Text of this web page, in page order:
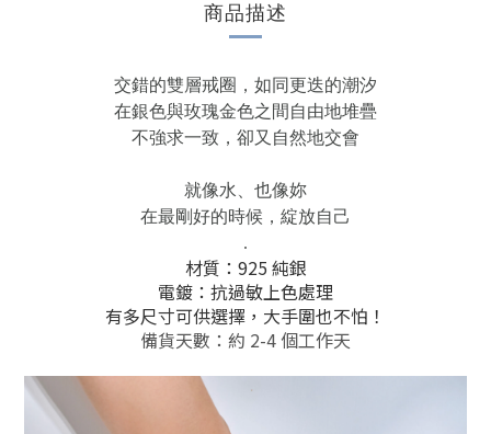
商品描述
交錯的雙層戒圈，如同更迭的潮汐
在銀色與玫瑰金色之間自由地堆疊
不強求一致，卻又自然地交會
就像水、也像妳
在最剛好的時候，綻放自己
.
材質：925 純銀
電鍍：抗過敏上色處理
有多尺寸可供選擇，大手圍也不怕！
備貨天數：約 2-4 個工作天